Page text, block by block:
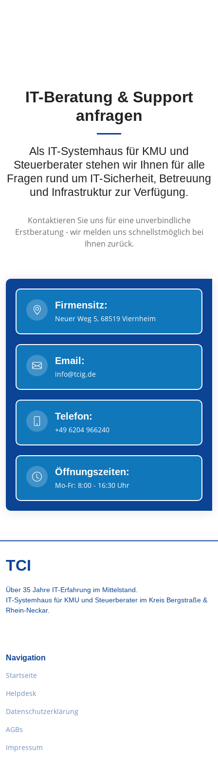
IT-Beratung & Support
anfragen
Als IT-Systemhaus für KMU und
Steuerberater stehen wir Ihnen für alle
Fragen rund um IT-Sicherheit, Betreuung
und Infrastruktur zur Verfügung.
Kontaktieren Sie uns für eine unverbindliche
Erstberatung - wir melden uns schnellstmöglich bei
Ihnen zurück.
Firmensitz:
Neuer Weg 5, 68519 Viernheim
Email:
info@tcig.de
Telefon:
+49 6204 966240
Öffnungszeiten:
Mo-Fr: 8:00 - 16:30 Uhr
TCI
Über 35 Jahre IT-Erfahrung im Mittelstand.
IT-Systemhaus für KMU und Steuerberater im Kreis Bergstraße &
Rhein-Neckar.
Navigation
Startseite
Helpdesk
Datenschutzerklärung
AGBs
Impressum